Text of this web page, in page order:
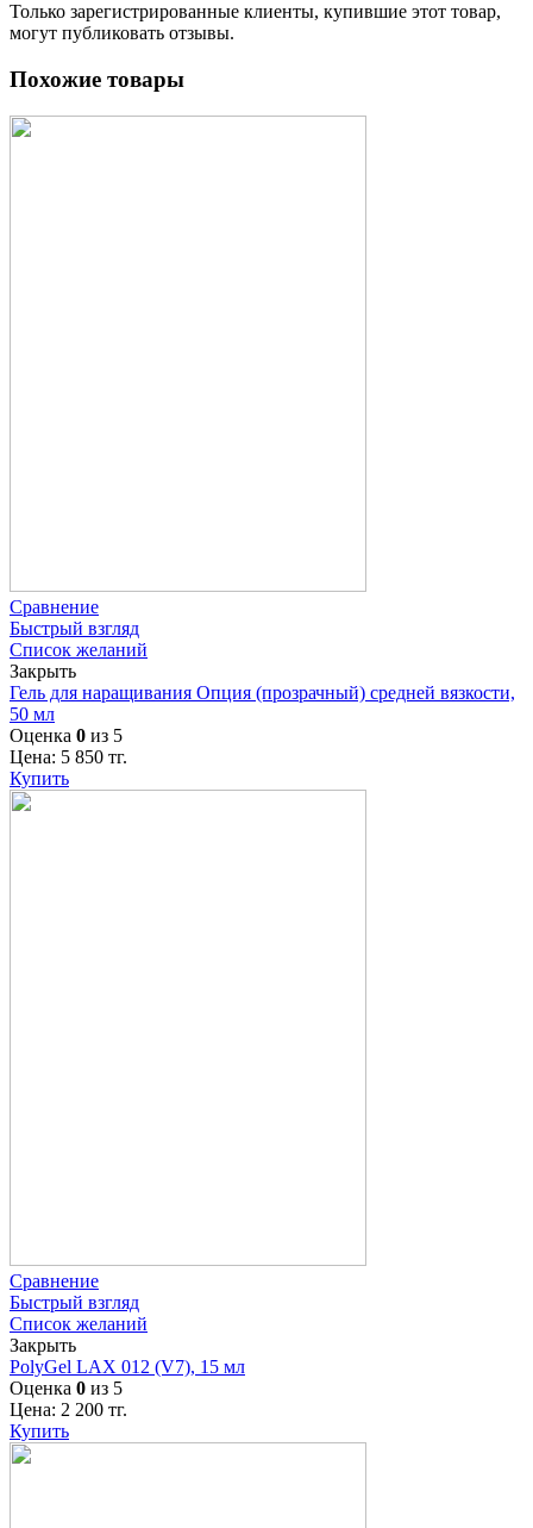
Только зарегистрированные клиенты, купившие этот товар,
могут публиковать отзывы.
Похожие товары
Сравнение
Быстрый взгляд
Список желаний
Закрыть
Гель для наращивания Опция (прозрачный) средней вязкости,
50 мл
Оценка 0 из 5
Цена: 5 850 тг.
Купить
Сравнение
Быстрый взгляд
Список желаний
Закрыть
PolyGel LAX 012 (V7), 15 мл
Оценка 0 из 5
Цена: 2 200 тг.
Купить